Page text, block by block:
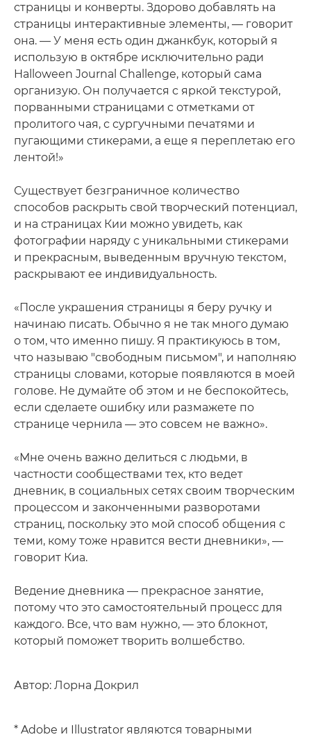
страницы и конверты. Здорово добавлять на
страницы интерактивные элементы, — говорит
она. — У меня есть один джанкбук, который я
использую в октябре исключительно ради
Halloween Journal Challenge, который сама
организую. Он получается с яркой текстурой,
порванными страницами с отметками от
пролитого чая, с сургучными печатями и
пугающими стикерами, а еще я переплетаю его
лентой!»
Существует безграничное количество
способов раскрыть свой творческий потенциал,
и на страницах Кии можно увидеть, как
фотографии наряду с уникальными стикерами
и прекрасным, выведенным вручную текстом,
раскрывают ее индивидуальность.
«После украшения страницы я беру ручку и
начинаю писать. Обычно я не так много думаю
о том, что именно пишу. Я практикуюсь в том,
что называю "свободным письмом", и наполняю
страницы словами, которые появляются в моей
голове. Не думайте об этом и не беспокойтесь,
если сделаете ошибку или размажете по
странице чернила — это совсем не важно».
«Мне очень важно делиться с людьми, в
частности сообществами тех, кто ведет
дневник, в социальных сетях своим творческим
процессом и законченными разворотами
страниц, поскольку это мой способ общения с
теми, кому тоже нравится вести дневники», —
говорит Киа.
Ведение дневника — прекрасное занятие,
потому что это самостоятельный процесс для
каждого. Все, что вам нужно, — это блокнот,
который поможет творить волшебство.
Автор: Лорна Докрил
* Adobe и Illustrator являются товарными